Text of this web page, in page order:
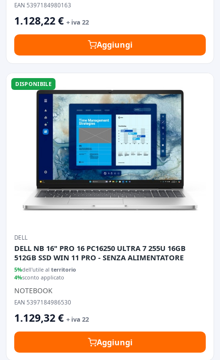
EAN 5397184980163
1.128,22 € + iva 22
Aggiungi
DISPONIBILE
DELL
DELL NB 16" PRO 16 PC16250 ULTRA 7 255U 16GB
512GB SSD WIN 11 PRO - SENZA ALIMENTATORE
5%dell'utile al territorio
4%sconto applicato
NOTEBOOK
EAN 5397184986530
1.129,32 € + iva 22
Aggiungi